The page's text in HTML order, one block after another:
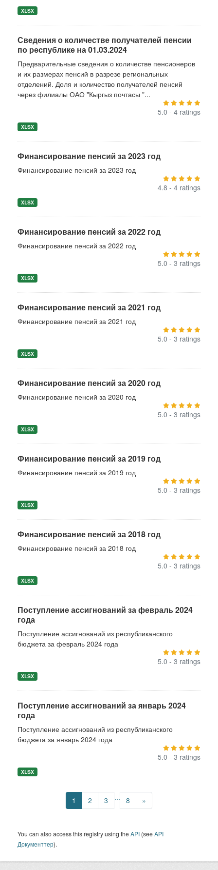
XLSX
Сведения о количестве получателей пенсии
по республике на 01.03.2024
Предварительные сведения о количестве пенсионеров
и их размерах пенсий в разрезе региональных
отделений. Доля и количество получателей пенсий
через филиалы ОАО "Кыргыз почтасы "...
5.0 - 4 ratings
XLSX
Финансирование пенсий за 2023 год
Финансирование пенсий за 2023 год
4.8 - 4 ratings
XLSX
Финансирование пенсий за 2022 год
Финансирование пенсий за 2022 год
5.0 - 3 ratings
XLSX
Финансирование пенсий за 2021 год
Финансирование пенсий за 2021 год
5.0 - 3 ratings
XLSX
Финансирование пенсий за 2020 год
Финансирование пенсий за 2020 год
5.0 - 3 ratings
XLSX
Финансирование пенсий за 2019 год
Финансирование пенсий за 2019 год
5.0 - 3 ratings
XLSX
Финансирование пенсий за 2018 год
Финансирование пенсий за 2018 год
5.0 - 3 ratings
XLSX
Поступление ассигнований за февраль 2024
года
Поступление ассигнований из республиканского
бюджета за февраль 2024 года
5.0 - 3 ratings
XLSX
Поступление ассигнований за январь 2024
года
Поступление ассигнований из республиканского
бюджета за январь 2024 года
5.0 - 3 ratings
XLSX
1 2 3 ... 8 »
You can also access this registry using theAPI (seeAPI
Документтер).